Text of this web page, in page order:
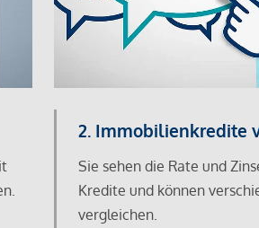
2. Immobilienkredite
Sie sehen die Rate und
Kredite und können
vergleichen.